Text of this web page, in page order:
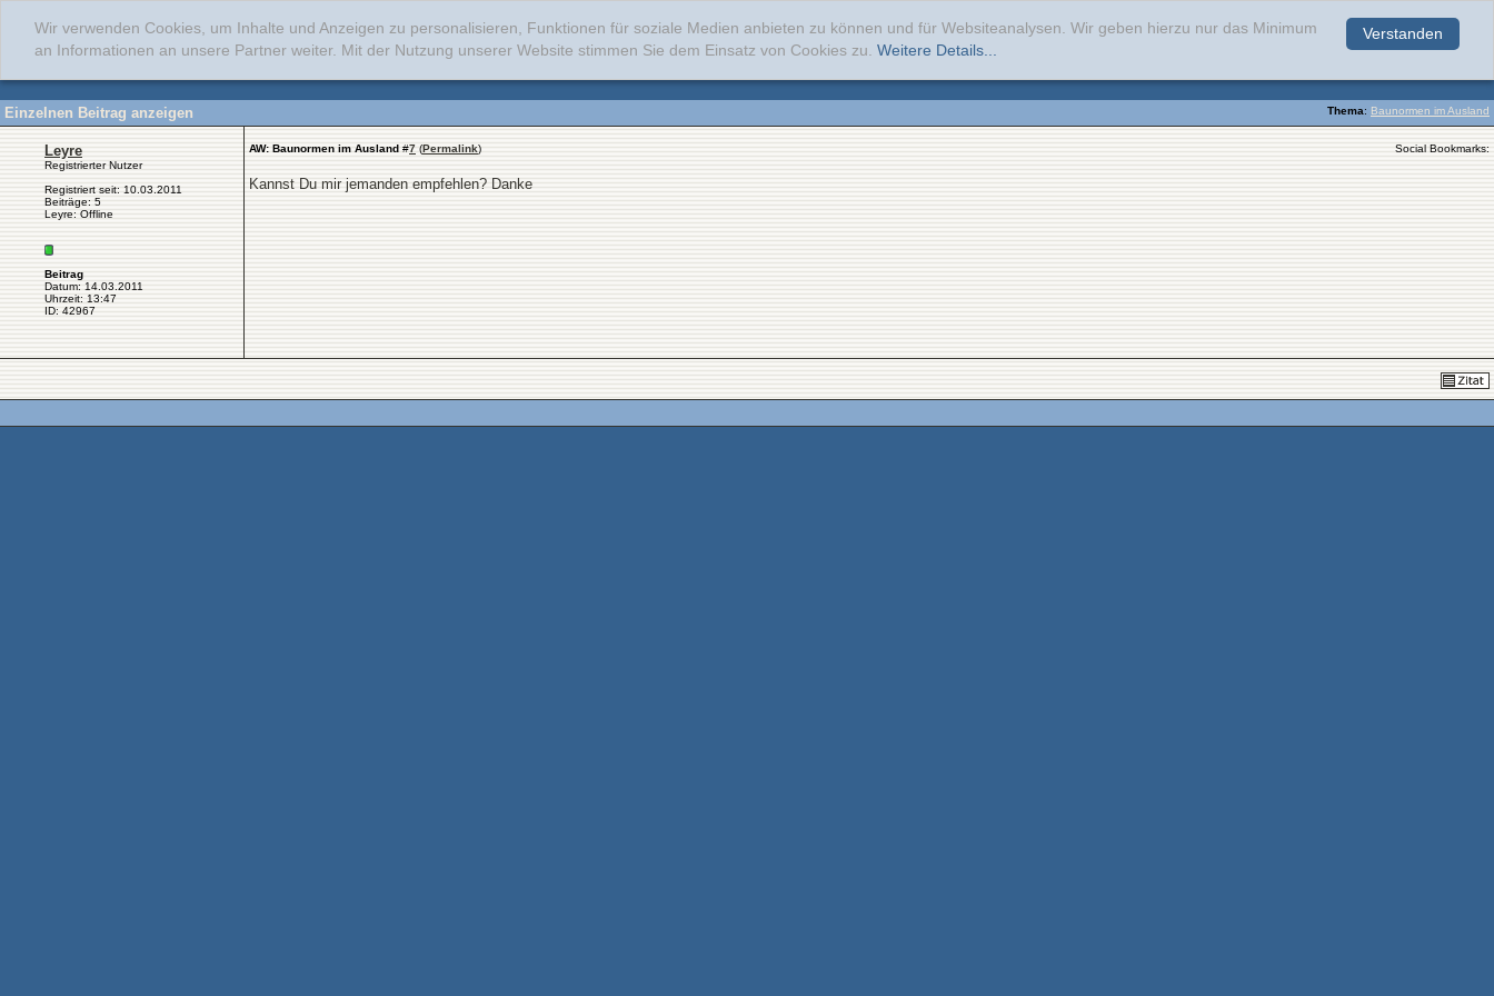
Verstanden
Wir verwenden Cookies, um Inhalte und Anzeigen zu personalisieren, Funktionen für soziale Medien anbieten zu können und für Websiteanalysen. Wir geben hierzu nur das Minimum
an Informationen an unsere Partner weiter. Mit der Nutzung unserer Website stimmen Sie dem Einsatz von Cookies zu. Weitere Details...
Thema: Baunormen im Ausland
Einzelnen Beitrag anzeigen
Leyre
Registrierter Nutzer
Registriert seit: 10.03.2011
Beiträge: 5
Leyre: Offline
Beitrag
Datum: 14.03.2011
Uhrzeit: 13:47
ID: 42967
AW: Baunormen im Ausland #7 (Permalink) Social Bookmarks:
Kannst Du mir jemanden empfehlen? Danke